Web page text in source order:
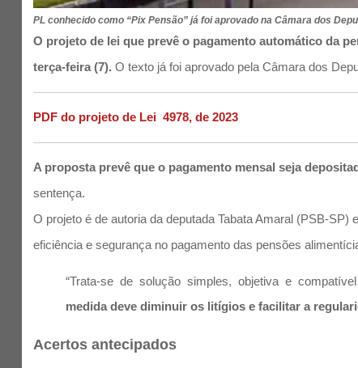
PL conhecido como “Pix Pensão” já foi aprovado na Câmara dos
O projeto de lei que prevê o pagamento automático da
terça-feira (7). O texto já foi aprovado pela Câmara dos
PDF do projeto de Lei 4978, de 2023
A proposta prevê que o pagamento mensal seja
sentença.
O projeto é de autoria da deputada Tabata Amaral (PSB-
eficiência e segurança no pagamento das pensões
“Trata-se de solução simples, objetiva e compatível
medida deve diminuir os litígios e facilitar a
Acertos antecipados